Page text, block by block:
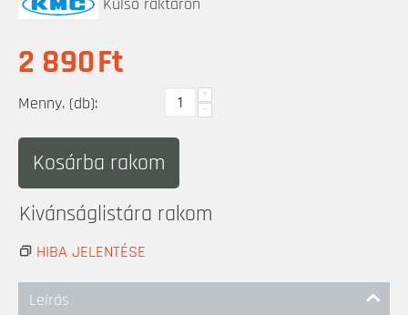
2 890Ft
Menny. (db):
+
−
Kosárba rakom
Kivánságlistára rakom
HIBA JELENTÉSE
Leírás